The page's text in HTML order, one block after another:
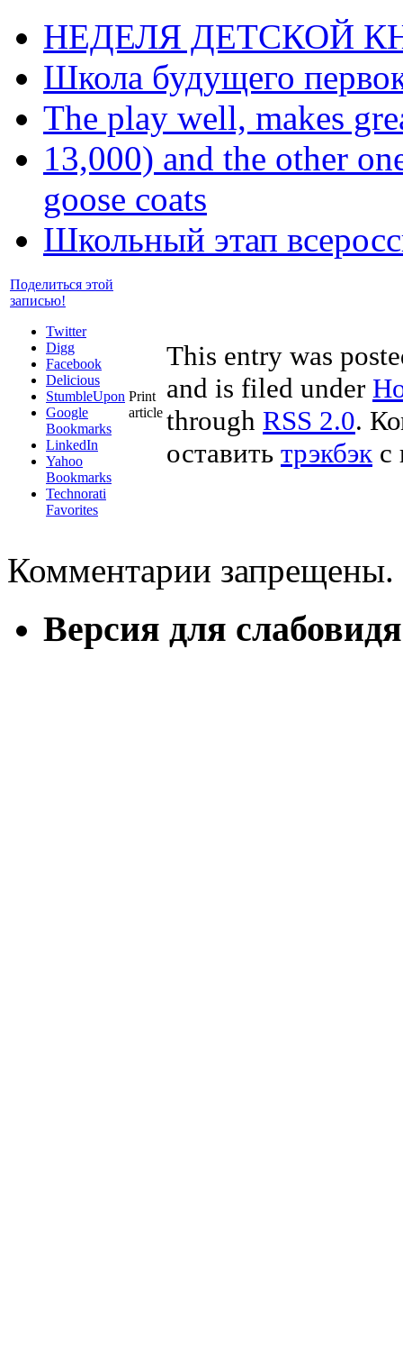
НЕДЕЛЯ ДЕТСКОЙ
Школа будущего
The play well, makes
13,000) and the other
goose coats
Школьный этап
Поделиться этой
записью!
Twitter
Digg
Facebook
Delicious
StumbleUpon
Google
Bookmarks
LinkedIn
Yahoo
Bookmarks
Technorati
Favorites
Print
article
This entry was
and is filed under
through RSS 2.0.
оставить трэкбэк с
Комментарии запрещены.
Версия для